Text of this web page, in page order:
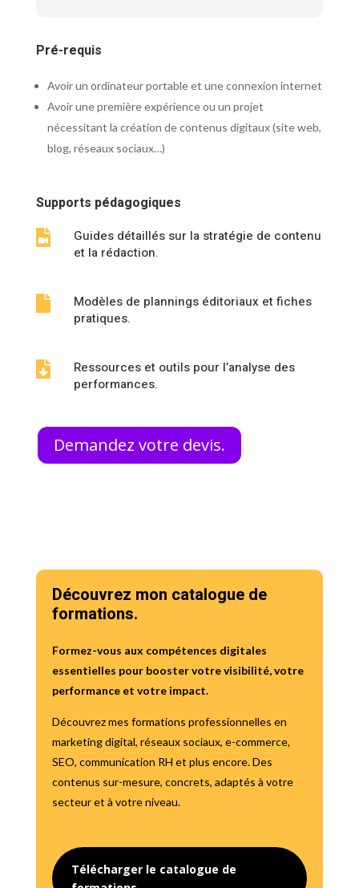
Pré-requis
Avoir un ordinateur portable et une connexion internet
Avoir une première expérience ou un projet
nécessitant la création de contenus digitaux (site web,
blog, réseaux sociaux…)
Supports pédagogiques

Guides détaillés sur la stratégie de contenu
et la rédaction.

Modèles de plannings éditoriaux et fiches
pratiques.

Ressources et outils pour l’analyse des
performances.
Demandez votre devis.
Découvrez mon catalogue de
formations.
Formez-vous aux compétences digitales
essentielles pour booster votre visibilité, votre
performance et votre impact.
Découvrez mes formations professionnelles en
marketing digital, réseaux sociaux, e-commerce,
SEO, communication RH et plus encore. Des
contenus sur-mesure, concrets, adaptés à votre
secteur et à votre niveau.
Télécharger le catalogue de